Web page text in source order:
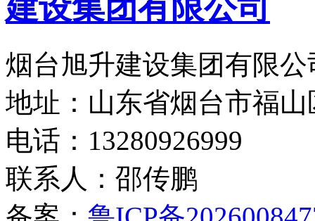
烟台旭升建设集团有限
地址：山东省烟台市福
电话：13280926999
联系人：邵传鹏